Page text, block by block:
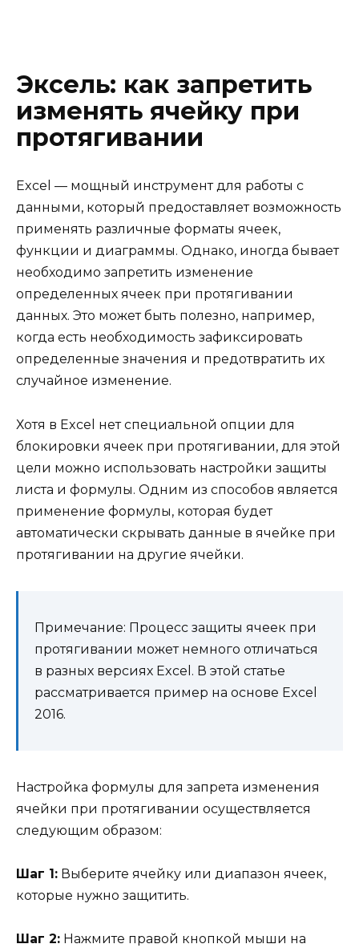
Эксель: как запретить
изменять ячейку при
протягивании
Excel — мощный инструмент для работы с
данными, который предоставляет возможность
применять различные форматы ячеек,
функции и диаграммы. Однако, иногда бывает
необходимо запретить изменение
определенных ячеек при протягивании
данных. Это может быть полезно, например,
когда есть необходимость зафиксировать
определенные значения и предотвратить их
случайное изменение.
Хотя в Excel нет специальной опции для
блокировки ячеек при протягивании, для этой
цели можно использовать настройки защиты
листа и формулы. Одним из способов является
применение формулы, которая будет
автоматически скрывать данные в ячейке при
протягивании на другие ячейки.
Примечание: Процесс защиты ячеек при
протягивании может немного отличаться
в разных версиях Excel. В этой статье
рассматривается пример на основе Excel
2016.
Настройка формулы для запрета изменения
ячейки при протягивании осуществляется
следующим образом:
Шаг 1: Выберите ячейку или диапазон ячеек,
которые нужно защитить.
Шаг 2: Нажмите правой кнопкой мыши на